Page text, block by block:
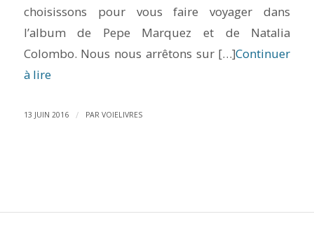
choisissons pour vous faire voyager dans
l’album de Pepe Marquez et de Natalia
Colombo. Nous nous arrêtons sur […]Continuer
à lire
13 JUIN 2016 / PAR VOIELIVRES